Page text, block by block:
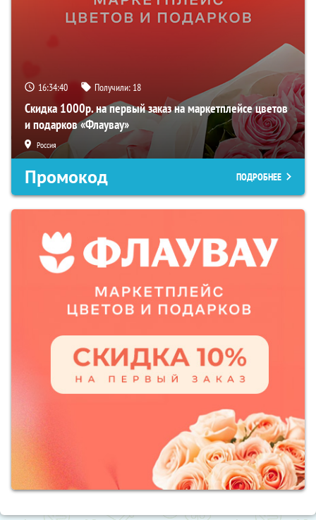
16:34:40 Получили: 18
Скидка 1000р. на первый заказ на маркетплейсе цветов
и подарков «Флаувау»
Россия
Промокод ПОДРОБНЕЕ